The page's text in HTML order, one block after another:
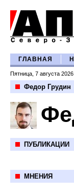
ГЛАВНАЯ
Пятница, 7 августа 2026
Федор Грудин
ПУБЛИКАЦИИ
МНЕНИЯ